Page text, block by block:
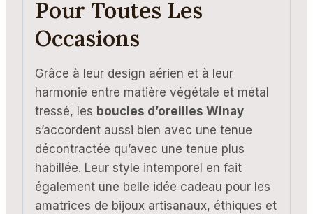
Pour Toutes Les
Occasions
Grâce à leur design aérien et à leur
harmonie entre matière végétale et métal
tressé, les boucles d’oreilles Winay
s’accordent aussi bien avec une tenue
décontractée qu’avec une tenue plus
habillée. Leur style intemporel en fait
également une belle idée cadeau pour les
amatrices de bijoux artisanaux, éthiques et